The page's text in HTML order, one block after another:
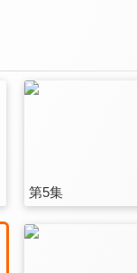
第5集